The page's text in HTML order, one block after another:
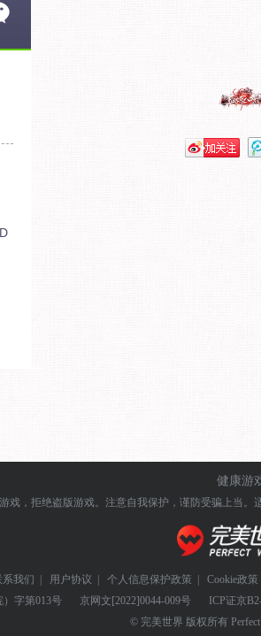
健康游
戏，拒绝盗版游戏。注意自我保护，谨防受骗上当。
系我们 | 用户协议 | 个人信息保护政策 | Cookie政策
）字第013号
京网文[2022]0044-009号 ICP证京
© 完美世界 版权所有 Perfect